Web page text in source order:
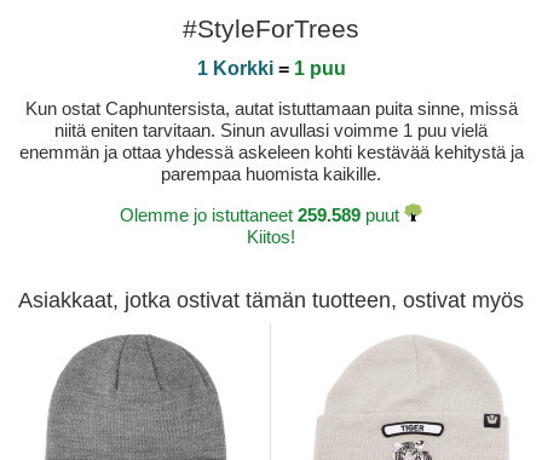
#StyleForTrees
1 Korkki= 1 puu
Kun ostat Caphuntersista, autat istuttamaan puita sinne, missä
niitä eniten tarvitaan. Sinun avullasi voimme 1 puu vielä
enemmän ja ottaa yhdessä askeleen kohti kestävää kehitystä ja
parempaa huomista kaikille.
Olemme jo istuttaneet 259.589 puut
Kiitos!
Asiakkaat, jotka ostivat tämän tuotteen, ostivat myös